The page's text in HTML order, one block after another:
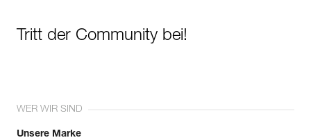
Tritt der Community bei!
WER WIR SIND
Unsere Marke